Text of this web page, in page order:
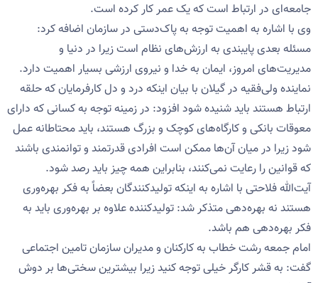
جامعه‌ای در ارتباط است که یک عمر کار کرده است.
وی با اشاره به اهمیت توجه به پاک‌دستی در سازمان اضافه کرد:
مسئله بعدی پایبندی به ارزش‌های نظام است زیرا در دنیا و
مدیریت‌های امروز، ایمان به خدا و نیروی ارزشی بسیار اهمیت دارد.
نماینده ولی‌فقیه در گیلان با بیان اینکه درد و دل کارفرمایان که حلقه
ارتباط هستند باید شنیده شود افزود: در زمینه توجه به کسانی که دارای
معوقات بانکی و کارگاه‌های کوچک و بزرگ هستند، باید محتاطانه عمل
شود زیرا در میان آن‌ها ممکن است افرادی قدرتمند و توانمندی باشند
که قوانین را رعایت نمی‌کنند، بنابراین همه چیز باید رصد شود.
آیت‌الله فلاحتی با اشاره به اینکه تولیدکنندگان بعضاً به فکر بهره‌وری
هستند نه بهره‌دهی متذکر شد: تولیدکننده علاوه بر بهره‌وری باید به
فکر بهره‌دهی هم باشد.
امام جمعه رشت خطاب به کارکنان و مدیران سازمان تامین اجتماعی
گفت: به قشر کارگر خیلی توجه کنید زیرا بیشترین سختی‌ها بر دوش